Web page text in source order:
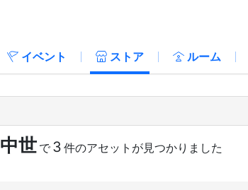
イベント ストア ルーム
中世 で 3 件のアセットが見つかりました